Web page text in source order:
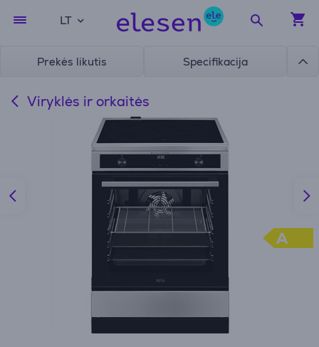
LT
Prekės likutis Specifikacija
Viryklės ir orkaitės
A